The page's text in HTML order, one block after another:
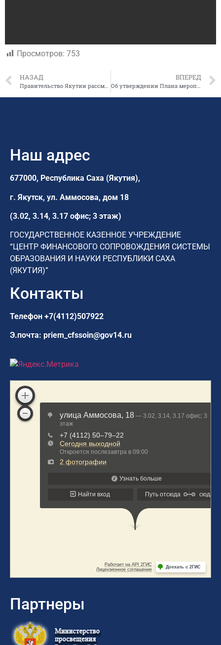
Просмотров: 753
НАЗАД
Правительство Якутии рассмотрело положения об оплате труда бюджетников
ВПЕРЕД
Об утверждении Плана мероприятий по росту доходного потенциала, оптимизации расходов бюджета и совершенствованию государственной долговой политики Республики Саха (Якутия) на 2019 – 2024 годы
Наш адрес
677000, Республика Саха (Якутия),
г. Якутск, ул. Аммосова, дом 18
(3.02, 3.14, 3.17 офис; 3 этаж)
ГОСУДАРСТВЕННОЕ КАЗЕННОЕ УЧРЕЖДЕНИЕ
“ЦЕНТР ФИНАНСОВОГО СОПРОВОЖДЕНИЯ СИСТЕМЫ
ОБРАЗОВАНИЯ И НАУКИ РЕСПУБЛИКИ САХА
(ЯКУТИЯ)”
Контакты
Телефон +7(4112)507922
Э.почта: priem_cfssoin@gov14.ru
Партнеры